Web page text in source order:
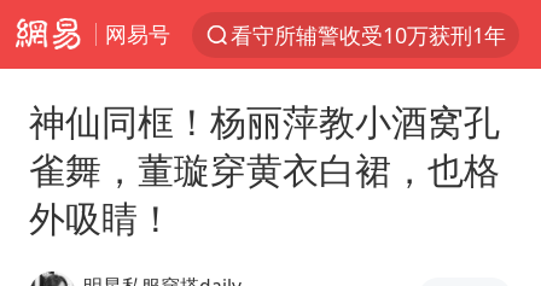
网易号
以“新”破局 首发经济点亮城市消费活力
中方回应是否在太平洋海底开采稀土
台风白海豚影响中国已成定局
神仙同框！杨丽萍教小酒窝孔
雀舞，董璇穿黄衣白裙，也格
外吸睛！